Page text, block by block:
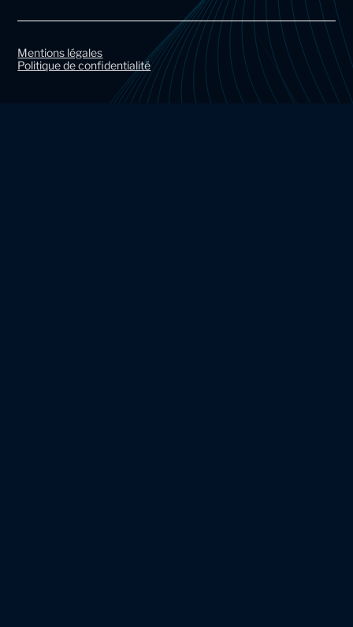
r
o
r
o
Mentions légales
Politique de confidentialité